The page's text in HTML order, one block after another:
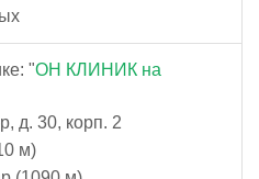
"ОН КЛИНИК на
д. 30, корп. 2
м)